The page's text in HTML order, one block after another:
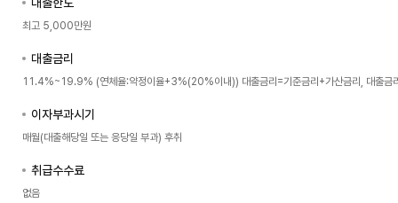
최고 5,000만원
대출금리
11.4%~19.9% (연체율:약정이율+3%(20%이내)) 대출금리=기준금리+가산금리, 대출금
이자부과시기
매월(대출해당일 또는 응당일 부과) 후취
취급수수료
없음